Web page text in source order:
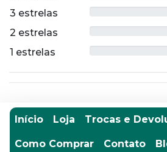
3 estrelas
2 estrelas
1 estrelas
Início Loja Trocas e
Como Comprar Contato